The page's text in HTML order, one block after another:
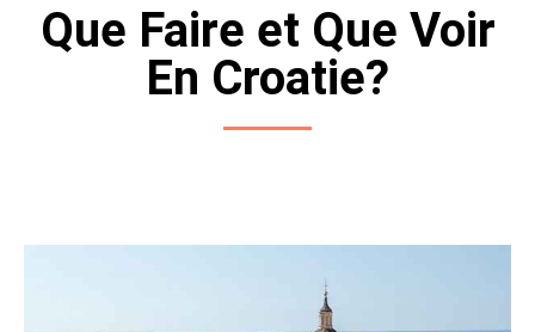
Que Faire et Que Voir
En Croatie?